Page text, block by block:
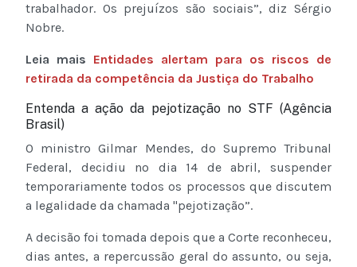
trabalhador. Os prejuízos são sociais”, diz Sérgio
Nobre.
Leia mais Entidades alertam para os riscos de
retirada da competência da Justiça do Trabalho
Entenda a ação da pejotização no STF (Agência
Brasil)
O ministro Gilmar Mendes, do Supremo Tribunal
Federal, decidiu no dia 14 de abril, suspender
temporariamente todos os processos que discutem
a legalidade da chamada "pejotização”.
A decisão foi tomada depois que a Corte reconheceu,
dias antes, a repercussão geral do assunto, ou seja,